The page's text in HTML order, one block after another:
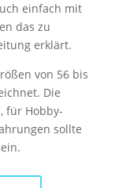
einfach mit
das zu
erklärt.
von 56 bis
Die
für Hobby-
sollte